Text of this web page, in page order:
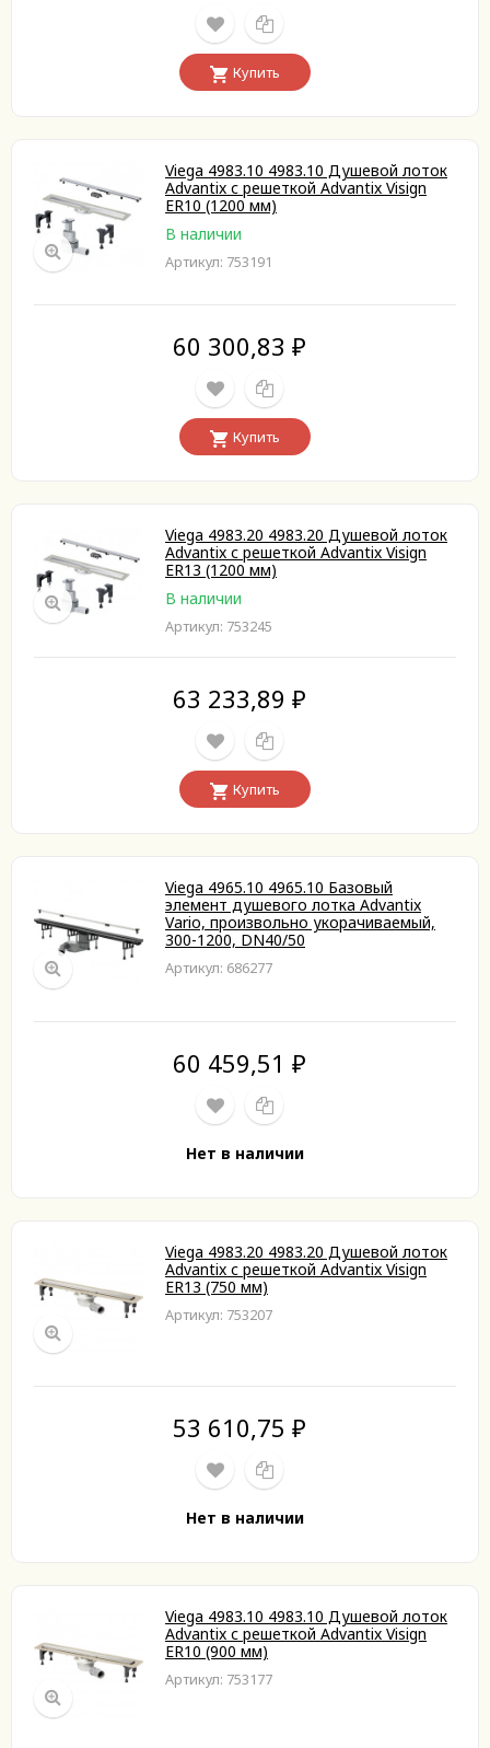
Купить
Viega 4983.10 4983.10 Душевой лоток
Advantix с решеткой Advantix Visign
ER10 (1200 мм)
В наличии
Артикул: 753191
60 300,83 ₽
Купить
Viega 4983.20 4983.20 Душевой лоток
Advantix с решеткой Advantix Visign
ER13 (1200 мм)
В наличии
Артикул: 753245
63 233,89 ₽
Купить
Viega 4965.10 4965.10 Базовый
элемент душевого лотка Advantix
Vario, произвольно укорачиваемый,
300-1200, DN40/50
Артикул: 686277
60 459,51 ₽
Нет в наличии
Viega 4983.20 4983.20 Душевой лоток
Advantix с решеткой Advantix Visign
ER13 (750 мм)
Артикул: 753207
53 610,75 ₽
Нет в наличии
Viega 4983.10 4983.10 Душевой лоток
Advantix с решеткой Advantix Visign
ER10 (900 мм)
Артикул: 753177